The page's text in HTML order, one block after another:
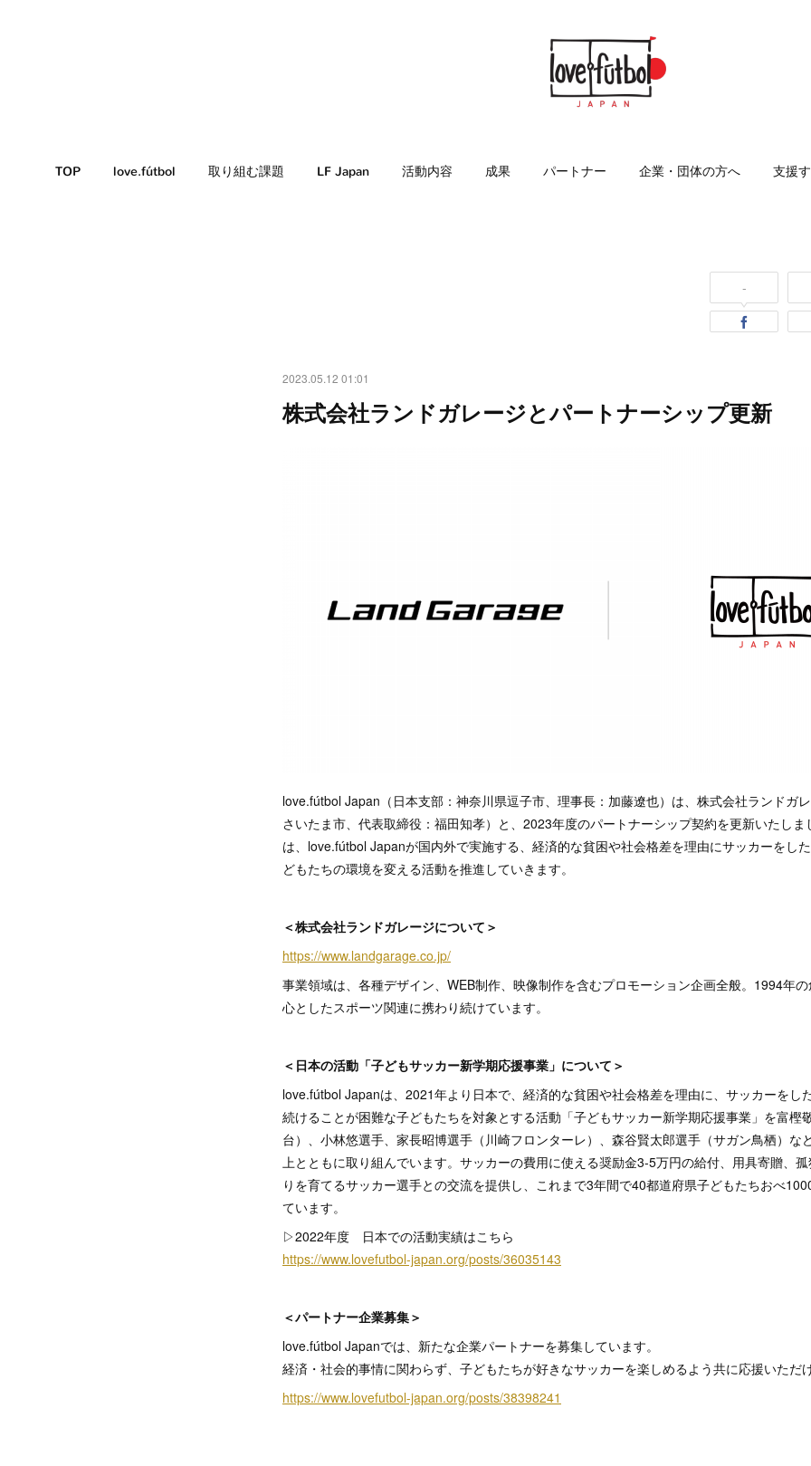
TOP love.fútbol 取り組む課題 LF Japan 活動内容 成果 パートナー 企業・団体の方へ 支援
-
2023.05.12 01:01
株式会社ランドガレージとパートナーシップ更新
love.fútbol Japan（日本支部：神奈川県逗子市、理事長：加藤遼也）は、株式会社ランドガ
さいたま市、代表取締役：福田知孝）と、2023年度のパートナーシップ契約を更新いたし
は、love.fútbol Japanが国内外で実施する、経済的な貧困や社会格差を理由にサッカーをし
どもたちの環境を変える活動を推進していきます。
＜株式会社ランドガレージについて＞
https://www.landgarage.co.jp/
事業領域は、各種デザイン、WEB制作、映像制作を含むプロモーション企画全般。1994年
心としたスポーツ関連に携わり続けています。
＜日本の活動「子どもサッカー新学期応援事業」について＞
love.fútbol Japanは、2021年より日本で、経済的な貧困や社会格差を理由に、サッカーをし
続けることが困難な子どもたちを対象とする活動「子どもサッカー新学期応援事業」を富樫
台）、小林悠選手、家長昭博選手（川崎フロンターレ）、森谷賢太郎選手（サガン鳥栖）な
上とともに取り組んでいます。サッカーの費用に使える奨励金3-5万円の給付、用具寄贈、
りを育てるサッカー選手との交流を提供し、これまで3年間で40都道府県子どもたちおべ
ています。
▷2022年度 日本での活動実績はこちら
https://www.lovefutbol-japan.org/posts/36035143
＜パートナー企業募集＞
love.fútbol Japanでは、新たな企業パートナーを募集しています。
経済・社会的事情に関わらず、子どもたちが好きなサッカーを楽しめるよう共に応援いただ
https://www.lovefutbol-japan.org/posts/38398241